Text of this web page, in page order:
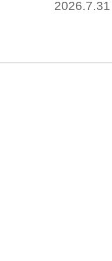
2026.7.31